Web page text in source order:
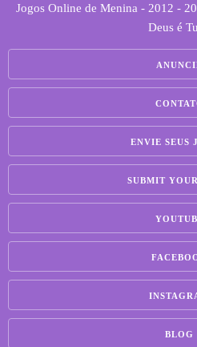
Jogos Online de Menina - 2012 -
Deus é
ENVIE SEUS
SUBMIT
BLOG